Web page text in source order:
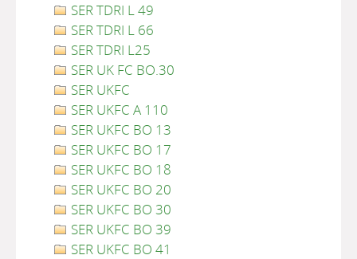
SER TDRI L 49
SER TDRI L 66
SER TDRI L25
SER UK FC BO.30
SER UKFC
SER UKFC A 110
SER UKFC BO 13
SER UKFC BO 17
SER UKFC BO 18
SER UKFC BO 20
SER UKFC BO 30
SER UKFC BO 39
SER UKFC BO 41